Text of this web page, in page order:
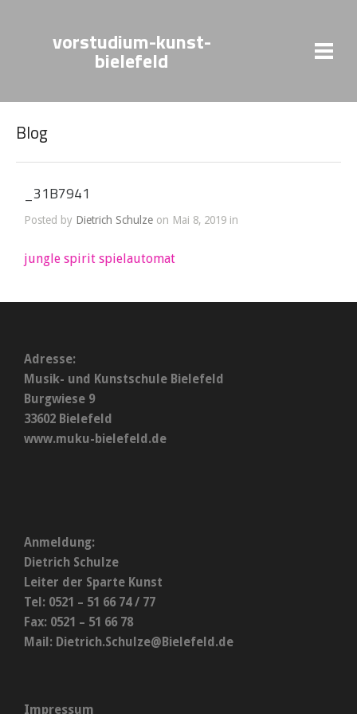
vorstudium-kunst-
bielefeld
Blog
_31B7941
Posted by Dietrich Schulze on Mai 8, 2019 in
jungle spirit spielautomat
Adresse:
Musik- und Kunstschule Bielefeld
Burgwiese 9
33602 Bielefeld
www.muku-bielefeld.de
Anmeldung:
Dietrich Schulze
Leiter der Sparte Kunst
Tel: 0521 – 51 66 74 / 77
Fax: 0521 – 51 66 78
Mail: Dietrich.Schulze@Bielefeld.de
Impressum